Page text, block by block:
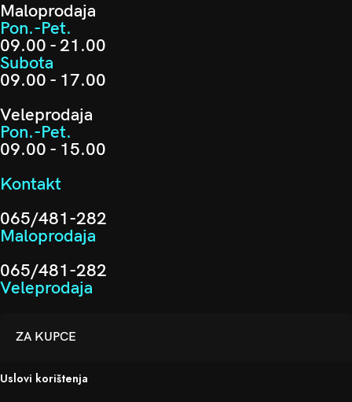
Maloprodaja
Pon.-Pet.
09.00 - 21.00
Subota
09.00 - 17.00
Veleprodaja
Pon.-Pet.
09.00 - 15.00
Kontakt
065/481-282
Maloprodaja
065/481-282
Veleprodaja
ZA KUPCE
Uslovi korištenja